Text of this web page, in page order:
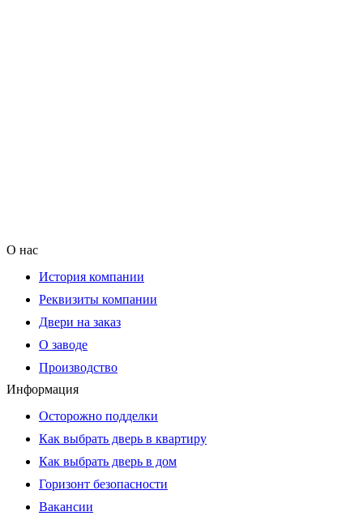
О нас
История компании
Реквизиты компании
Двери на заказ
О заводе
Производство
Информация
Осторожно подделки
Как выбрать дверь в квартиру
Как выбрать дверь в дом
Горизонт безопасности
Вакансии